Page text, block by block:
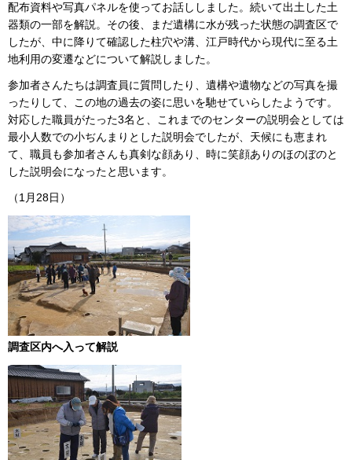
配布資料や写真パネルを使ってお話ししました。続いて出土した土
器類の一部を解説。その後、まだ遺構に水が残った状態の調査区で
したが、中に降りて確認した柱穴や溝、江戸時代から現代に至る土
地利用の変遷などについて解説しました。
参加者さんたちは調査員に質問したり、遺構や遺物などの写真を撮
ったりして、この地の過去の姿に思いを馳せていらしたようです。
対応した職員がたった3名と、これまでのセンターの説明会としては
最小人数での小ぢんまりとした説明会でしたが、天候にも恵まれ
て、職員も参加者さんも真剣な顔あり、時に笑顔ありのほのぼのと
した説明会になったと思います。
（1月28日）
調査区内へ入って解説